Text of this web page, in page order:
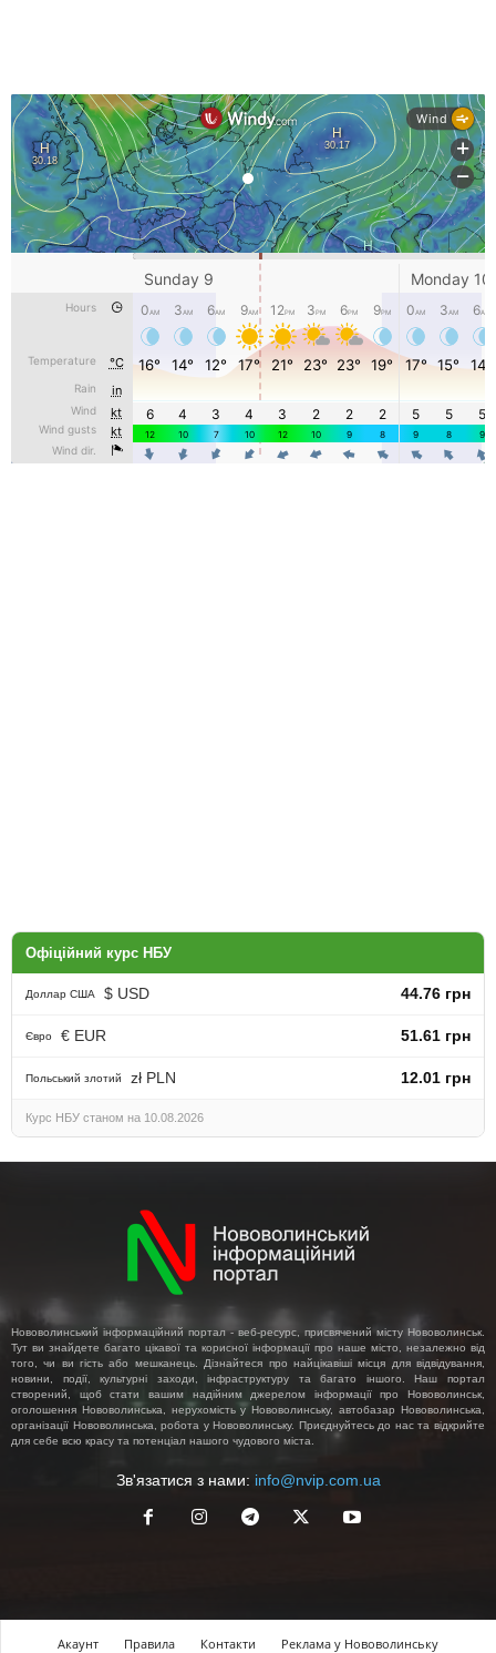
Офіційний курс НБУ
Доллар США $ USD 44.76 грн
Євро € EUR 51.61 грн
Польський злотий zł PLN 12.01 грн
Курс НБУ станом на 10.08.2026
Нововолинський інформаційний портал - веб-ресурс, присвячений місту Нововолинськ.
Тут ви знайдете багато цікавої та корисної інформації про наше місто, незалежно від
того, чи ви гість або мешканець. Дізнайтеся про найцікавіші місця для відвідування,
новини, події, культурні заходи, інфраструктуру та багато іншого. Наш портал
створений, щоб стати вашим надійним джерелом інформації про Нововолинськ,
оголошення Нововолинська, нерухомість у Нововолинську, автобазар Нововолинська,
організації Нововолинська, робота у Нововолинську. Приєднуйтесь до нас та відкрийте
для себе всю красу та потенціал нашого чудового міста.
Зв'язатися з нами: info@nvip.com.ua
Акаунт Правила Контакти
Реклама у Нововолинську